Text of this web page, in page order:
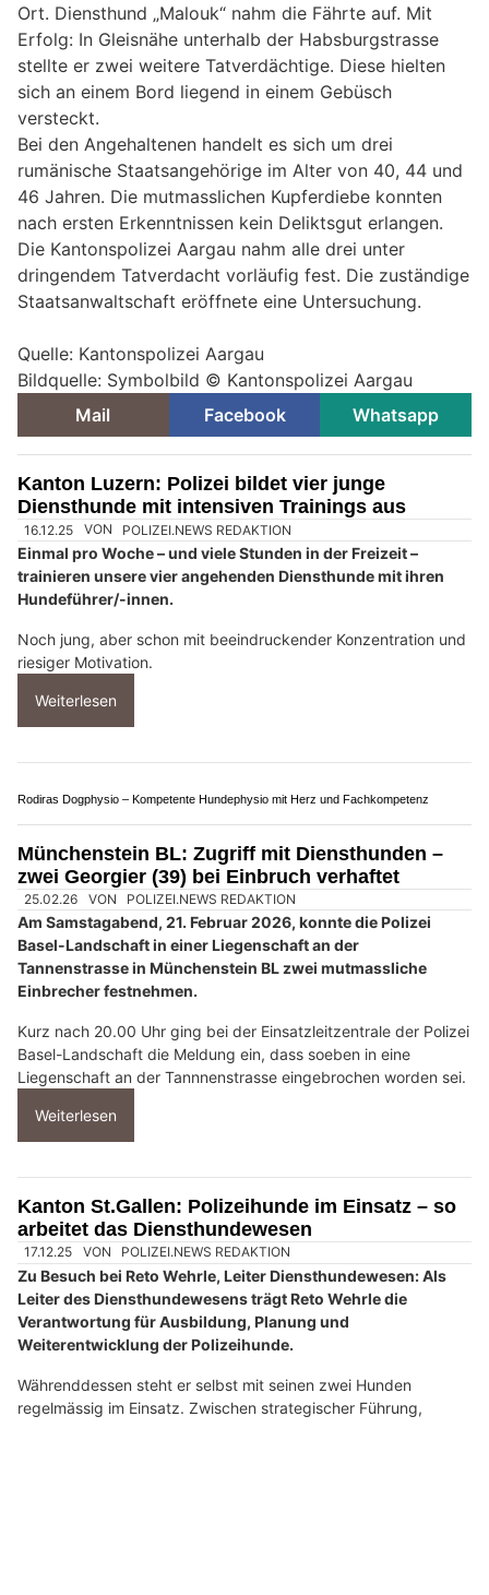
Ort. Diensthund „Malouk“ nahm die Fährte auf. Mit
Erfolg: In Gleisnähe unterhalb der Habsburgstrasse
stellte er zwei weitere Tatverdächtige. Diese hielten
sich an einem Bord liegend in einem Gebüsch
versteckt.
Bei den Angehaltenen handelt es sich um drei
rumänische Staatsangehörige im Alter von 40, 44 und
46 Jahren. Die mutmasslichen Kupferdiebe konnten
nach ersten Erkenntnissen kein Deliktsgut erlangen.
Die Kantonspolizei Aargau nahm alle drei unter
dringendem Tatverdacht vorläufig fest. Die zuständige
Staatsanwaltschaft eröffnete eine Untersuchung.
Quelle: Kantonspolizei Aargau
Bildquelle: Symbolbild © Kantonspolizei Aargau
Mail
Facebook Whatsapp
Kanton Luzern: Polizei bildet vier junge
Diensthunde mit intensiven Trainings aus
Einmal pro Woche – und viele Stunden in der Freizeit –
trainieren unsere vier angehenden Diensthunde mit ihren
Noch jung, aber schon mit beeindruckender Konzentration und
riesiger Motivation.
Weiterlesen